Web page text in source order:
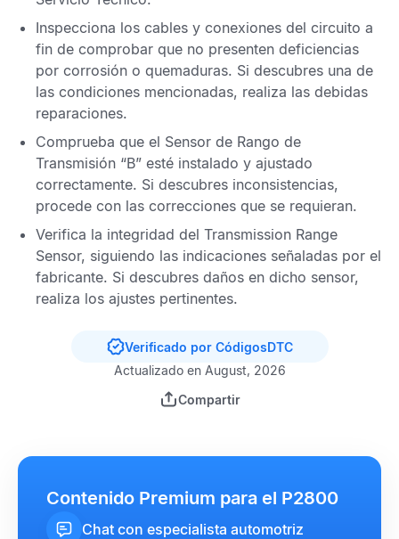
Inspecciona los cables y conexiones del circuito a
fin de comprobar que no presenten deficiencias
por corrosión o quemaduras. Si descubres una de
las condiciones mencionadas, realiza las debidas
reparaciones.
Comprueba que el Sensor de Rango de
Transmisión “B” esté instalado y ajustado
correctamente. Si descubres inconsistencias,
procede con las correcciones que se requieran.
Verifica la integridad del Transmission Range
Sensor, siguiendo las indicaciones señaladas por el
fabricante. Si descubres daños en dicho sensor,
realiza los ajustes pertinentes.
Verificado por CódigosDTC
Actualizado en August, 2026
Compartir
Contenido Premium para el P2800
Chat con especialista automotriz